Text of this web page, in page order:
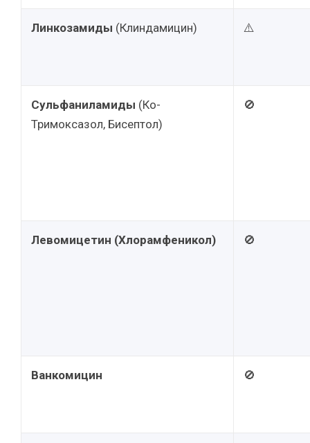
Линкозамиды (Клиндамицин) ⚠️
Сульфаниламиды (Ко-
Тримоксазол, Бисептол)
🚫
Левомицетин (Хлорамфеникол) 🚫
Ванкомицин 🚫